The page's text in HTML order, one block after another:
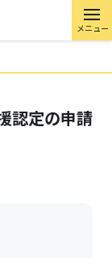
メニュー
認定の申請